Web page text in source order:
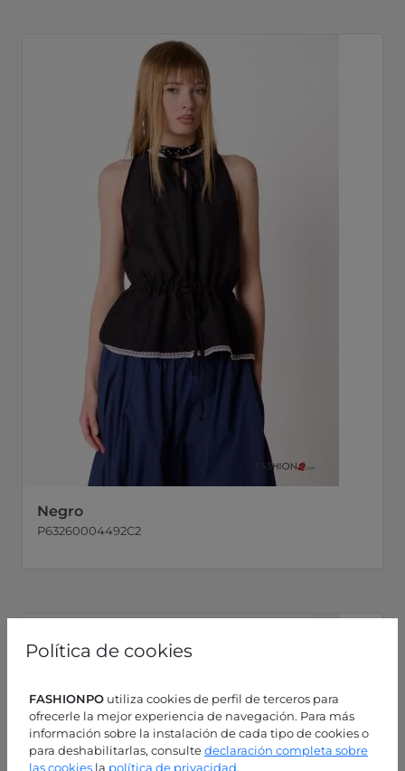
Política de cookies
FASHIONPO utiliza cookies de perfil de terceros para
ofrecerle la mejor experiencia de navegación. Para más
información sobre la instalación de cada tipo de cookies o
para deshabilitarlas, consultedeclaración completa sobre
las cookies la política de privacidad.
Negro
P63260004492C2